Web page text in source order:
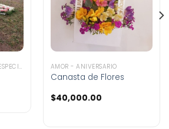
ARREGLOS EN FLORERO - ESPECIALES AMOR - ANIVERSARIO
Canasta de Flores
$40,000.00